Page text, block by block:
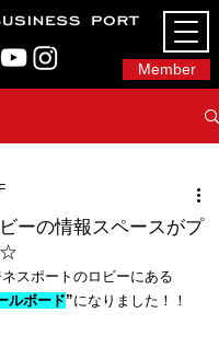
Member
ート｜広島市のシェアオフィ
ペース
ーの情報スペースがプ
☆
スポートのロビーにある
ルボード”になりました！！